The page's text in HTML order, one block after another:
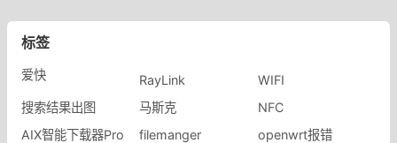
标签
爱快 RayLink
WIFI
搜索结果出图
马斯克
NFC
AIX智能下载器Pro
filemanger
openwrt报错